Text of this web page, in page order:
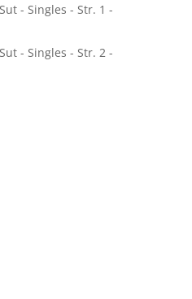
- Singles - Str. 1 -
- Singles - Str. 2 -